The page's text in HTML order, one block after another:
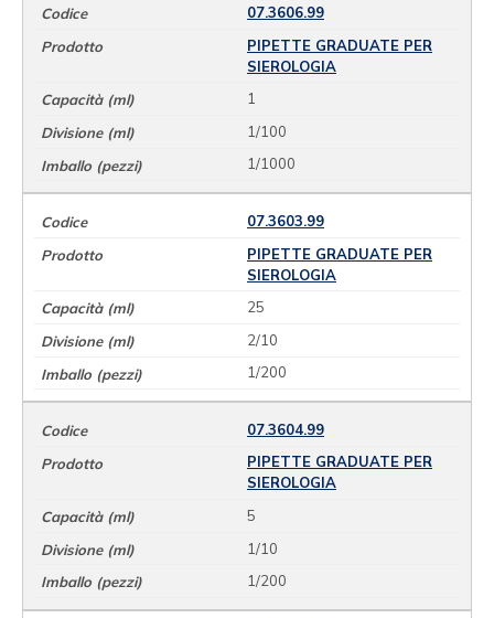
07.3606.99
PIPETTE GRADUATE PER
SIEROLOGIA
1
1/100
1/1000
07.3603.99
PIPETTE GRADUATE PER
SIEROLOGIA
25
2/10
1/200
07.3604.99
PIPETTE GRADUATE PER
SIEROLOGIA
5
1/10
1/200